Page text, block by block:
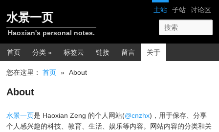
网站导航
主站 子站 讨论区
水景一页
Haoxian's personal notes.
主菜单
首页 分类 » 标签云 链接 留言 关于
您在这里：首页 » About
About
水景一页是 Haoxian Zeng 的个人网站(@cnzhx)，用于保存、分享
个人感兴趣的科技、教育、生活、娱乐等内容。网站内容的分类和关